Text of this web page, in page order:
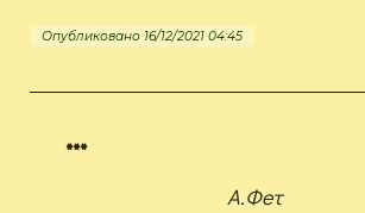
Опубликовано 16/12/2021 04:45
***
А.Фет